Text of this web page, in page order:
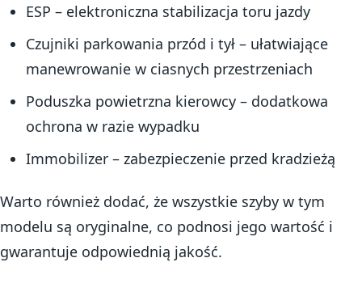
ESP – elektroniczna stabilizacja toru jazdy
Czujniki parkowania przód i tył – ułatwiające
manewrowanie w ciasnych przestrzeniach
Poduszka powietrzna kierowcy – dodatkowa
ochrona w razie wypadku
Immobilizer – zabezpieczenie przed kradzieżą
Warto również dodać, że wszystkie szyby w tym
modelu są oryginalne, co podnosi jego wartość i
gwarantuje odpowiednią jakość.